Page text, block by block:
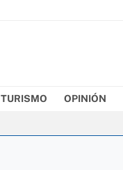
TURISMO OPINIÓN